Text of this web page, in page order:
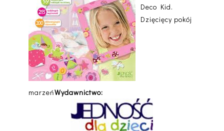
Deco Kid.
Dzięcięcy pokój
marzeńWydawnictwo: